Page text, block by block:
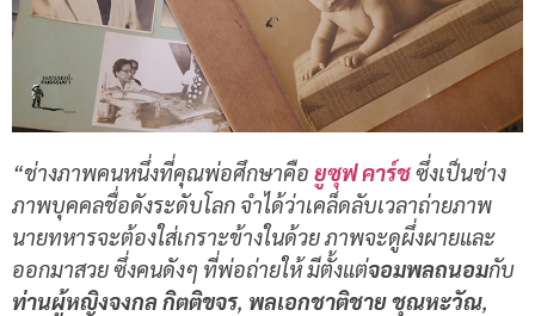
“ช่างภาพคนหนึ่งที่คุณพ่อศึกษาคือ ยูซุฟ คาร์ชซึ่งเป็นช่าง
ภาพบุคคลชื่อดังระดับโลก จำได้ว่าเคล็ดลับเวลาถ่ายภาพ
นายทหารจะต้องใส่เกราะข้างในด้วย ภาพจะดูผึ่งผายและ
ออกมาสวย ซึ่งคนดังๆ ที่พ่อถ่ายให้ มีตั้งแต่จอมพลถนอมกับ
ท่านผู้หญิงจงกล กิตติขจร, พลเอกชาติชาย ชุณหะวัณ,